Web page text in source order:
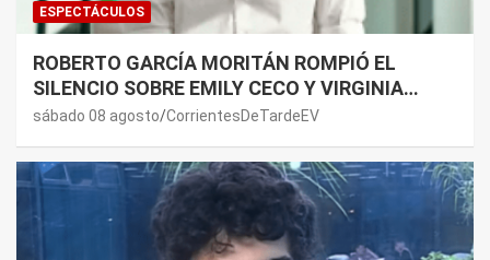
ESPECTÁCULOS
ROBERTO GARCÍA MORITÁN ROMPIÓ EL
SILENCIO SOBRE EMILY CECO Y VIRGINIA
GALLARDO: “DEDÍQUENSE A SUS VIDAS”
sábado 08 agosto CorrientesDeTardeEV